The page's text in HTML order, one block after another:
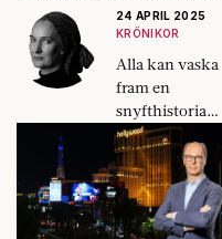
24 APRIL 2025
KRÖNIKOR
Alla kan vaska
fram en
snyfthistoria
eller ett
hjältedåd, det är
så propaganda
tillverkas.